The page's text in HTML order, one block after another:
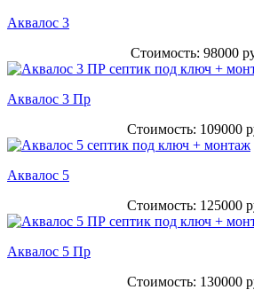
Аквалос 3
Стоимость: 98000
Аквалос 3 Пр
Стоимость: 109000
Аквалос 5
Стоимость: 125000
Аквалос 5 Пр
Стоимость: 130000